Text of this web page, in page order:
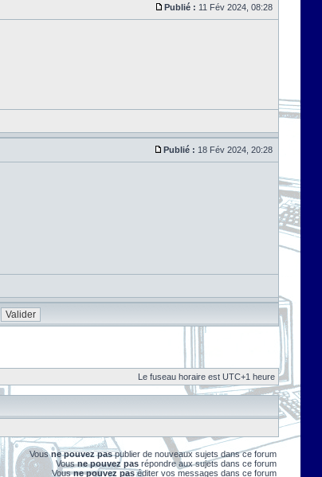
Publié : 11 Fév 2024, 08:28
Publié : 18 Fév 2024, 20:28
Le fuseau horaire est UTC+1 heure
Vousne pouvez paspublier de nouveaux sujets dans ce forum
Vousne pouvez pas répondre aux sujets dans ce forum
Vousne pouvez paséditer vos messages dans ce forum